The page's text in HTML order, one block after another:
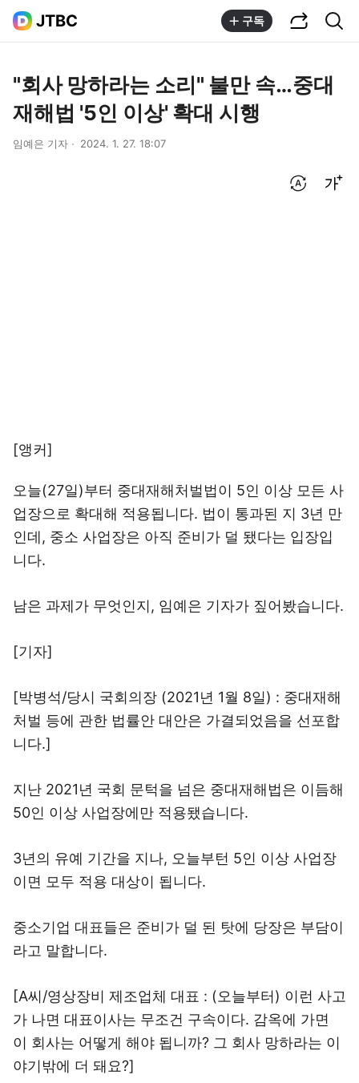
JTBC 구독
"회사 망하라는 소리" 불만 속…중대
재해법 '5인 이상' 확대 시행
임예은 기자 2024. 1. 27. 18:07
[앵커]
오늘(27일)부터 중대재해처벌법이 5인 이상 모든 사
업장으로 확대해 적용됩니다. 법이 통과된 지 3년 만
인데, 중소 사업장은 아직 준비가 덜 됐다는 입장입
니다.
남은 과제가 무엇인지, 임예은 기자가 짚어봤습니다.
[기자]
[박병석/당시 국회의장 (2021년 1월 8일) : 중대재해
처벌 등에 관한 법률안 대안은 가결되었음을 선포합
니다.]
지난 2021년 국회 문턱을 넘은 중대재해법은 이듬해
50인 이상 사업장에만 적용됐습니다.
3년의 유예 기간을 지나, 오늘부턴 5인 이상 사업장
이면 모두 적용 대상이 됩니다.
중소기업 대표들은 준비가 덜 된 탓에 당장은 부담이
라고 말합니다.
[A씨/영상장비 제조업체 대표 : (오늘부터) 이런 사고
가 나면 대표이사는 무조건 구속이다. 감옥에 가면
이 회사는 어떻게 해야 됩니까? 그 회사 망하라는 이
야기밖에 더 돼요?]